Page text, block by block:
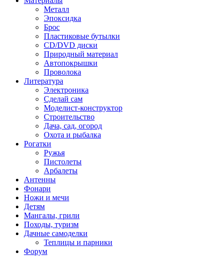
Металл
Эпоксидка
Брос
Пластиковые бутылки
CD/DVD диски
Природный материал
Автопокрышки
Проволока
Литература
Электроника
Сделай сам
Моделист-конструктор
Строительство
Дача, сад, огород
Охота и рыбалка
Рогатки
Ружья
Пистолеты
Арбалеты
Антенны
Фонари
Ножи и мечи
Детям
Мангалы, грили
Походы, туризм
Дачные самоделки
Теплицы и парники
Форум